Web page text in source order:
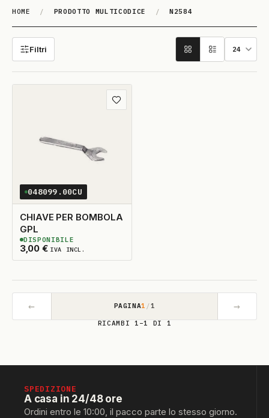
HOME / PRODOTTO MULTICODICE / N2584
N2584
Filtri
Aggiungi ai preferiti
048099.00CU
CHIAVE PER BOMBOLA
GPL
3,00 € IVA INCL.
3DISPONIBILI
DISPONIBILE
← PAGINA1 /1 →
RICAMBI 1–1 DI 1
SPEDIZIONE
A casa in 24/48 ore
Ordini entro le 10:00, il pacco parte lo stesso giorno.